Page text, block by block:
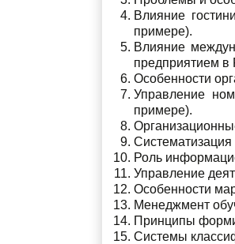
Влияние
примере).
Влияние
предприятием в
Особенности
Управление
примере).
Систематизация
Роль
Управление
Особенности
Менеджмент
Принципы
Системы